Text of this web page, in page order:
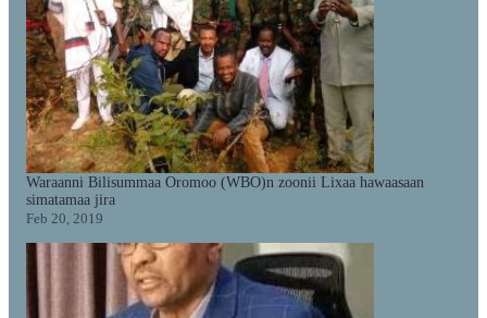
Waraanni Bilisummaa Oromoo (WBO)n zoonii Lixaa hawaasaan
simatamaa jira
Feb 20, 2019